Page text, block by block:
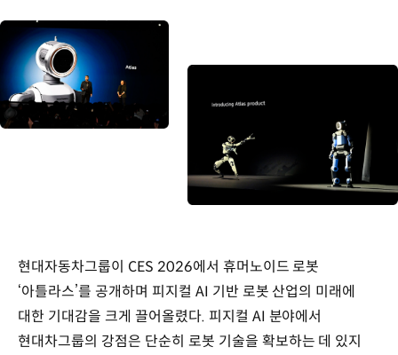
현대자동차그룹이 CES 2026에서 휴머노이드 로봇
‘아틀라스’를 공개하며 피지컬 AI 기반 로봇 산업의 미래에
대한 기대감을 크게 끌어올렸다. 피지컬 AI 분야에서
현대차그룹의 강점은 단순히 로봇 기술을 확보하는 데 있지